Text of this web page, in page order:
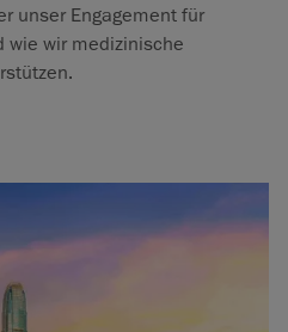
unser Engagement für
wie wir medizinische